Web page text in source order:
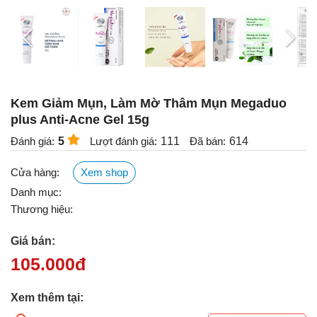
Kem Giảm Mụn, Làm Mờ Thâm Mụn Megaduo
plus Anti-Acne Gel 15g
Đánh giá: 5 Lượt đánh giá: 111 Đã bán: 614
Cửa hàng:
Xem shop
Danh mục:
Thương hiệu:
Giá bán:
105.000đ
Xem thêm tại: